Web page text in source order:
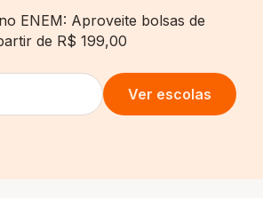
ENEM: Aproveite bolsas de
de R$ 199,00
Ver escolas